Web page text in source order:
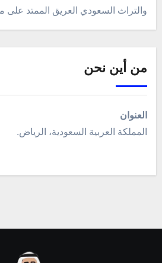
والتراث السعودي العريق الممتد
من أين نحن
العنوان
المملكة العربية السعودية، الرياض.